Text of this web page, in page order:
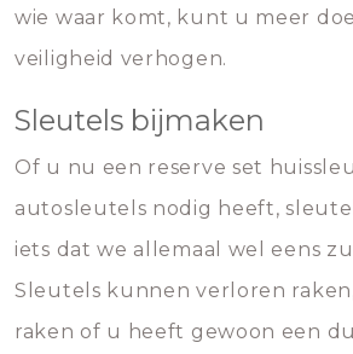
wie waar komt, kunt u meer
veiligheid verhogen.
Sleutels bijmaken
Of u nu een reserve set
autosleutels nodig heeft,
iets dat we allemaal wel eens
Sleutels kunnen verloren
raken of u heeft gewoon een